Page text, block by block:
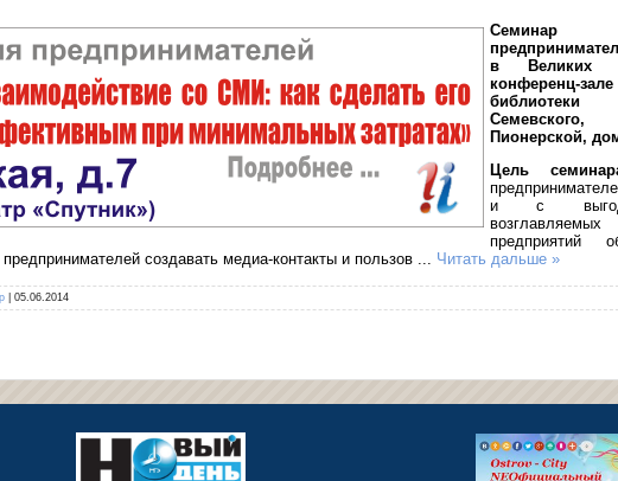
в Великих
конференц-
Пионерской,
Цель
и с
предприятий
создавать медиа-контакты и пользов
Читать дальше »
05.06.2014